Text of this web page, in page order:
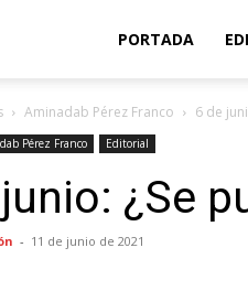
PORTADA
Aminadab Pérez Franco 6 de
Pérez Franco Editorial
¿Se
- 11 de junio de 2021